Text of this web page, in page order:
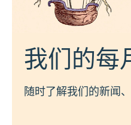
我们的每
随时了解我们的新闻